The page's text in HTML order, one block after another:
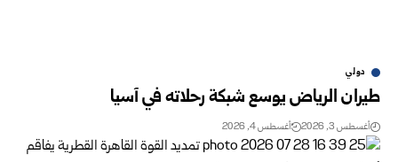
دولي
طيران الرياض يوسع شبكة رحلاته في آسيا
أغسطس 3, 2026 أغسطس 4, 2026